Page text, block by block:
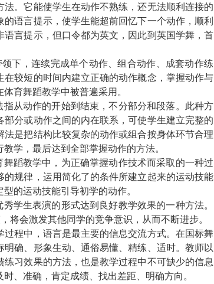
。它能使学生在动作不熟练，还无法顺利连接的
语言提示，使学生能超前回忆下一个动作，顺利
言提示，但口令都为英文，因此到英国学舞，首
，连续完成单个动作、组合动作、成套动作练
在较短的时间内建立正确的动作概念，掌握动作与
育舞蹈教学中被普遍采用。
从动作的开始到结束，不分部分和段落。此种方
分或动作之间的内在联系，可使学生建立完整的
是把结构比较复杂的动作或组合按身体环节合理
学，最后达到全部掌握动作的方法。
教学中，为正确掌握动作技术而采取的一种过
规律，运用简化了的条件所建立起来的运动技能
的运动技能引导初学的动作。
生表演的形式达到良好教学效果的一种方法。
将会激发其他同学的竞争意识，从而不断进步。
程中，语言是最主要的信息交流方式。在国标舞
确、形象生动、通俗易懂、精练、适时。教师以
习效果的方法，也是教学过程中不可缺少的信息
、准确，肯定成绩、找出差距、明确方向。